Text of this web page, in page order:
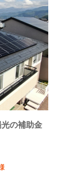
の補助金